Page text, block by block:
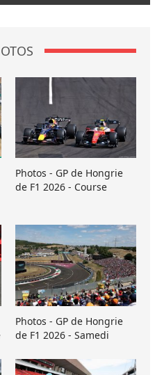
Photos - GP de Hongrie
de F1 2026 - Course
Photos - GP de Hongrie
de F1 2026 - Samedi